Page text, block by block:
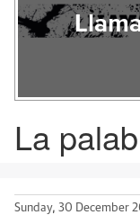
La
Sunday, 30 December